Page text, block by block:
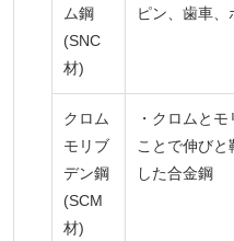
ム鋼
(SNC
材)
ピン、歯車
クロム
モリブ
デン鋼
(SCM
材)
・クロムと
ことで伸びと
した合金鋼